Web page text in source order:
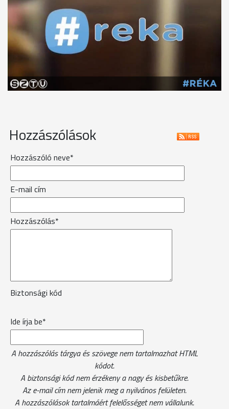
Hozzászólások
Hozzászóló neve*
E-mail cím
Hozzászólás*
Biztonsági kód
Ide írja be*
A hozzászólás tárgya és szövege nem tartalmazhat HTML
kódot.
A biztonsági kód nem érzékeny a nagy és kisbetűkre.
Az e-mail cím nem jelenik meg a nyilvános felületen.
A hozzászólások tartalmáért felelősséget nem vállalunk.